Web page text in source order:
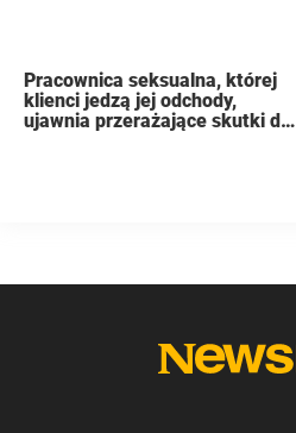
Pracownica seksualna, której
klienci jedzą jej odchody,
ujawnia przerażające skutki dla